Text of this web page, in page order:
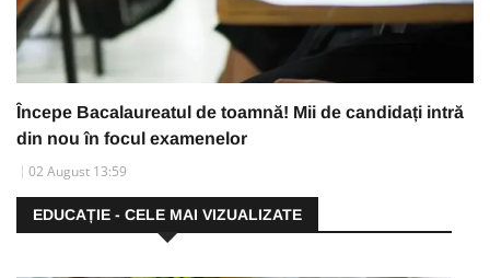
Începe Bacalaureatul de toamnă! Mii de candidați intră
din nou în focul examenelor
02 August 13:59
EDUCAȚIE - CELE MAI VIZUALIZATE